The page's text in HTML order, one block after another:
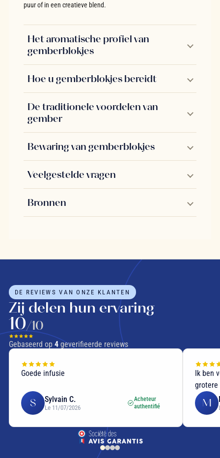
puur of in een creatieve blend.
Het aromatische profiel van
gemberblokjes
Hoe u gemberblokjes bereidt
De traditionele voordelen van
gember
Bewaring van gemberblokjes
Veelgestelde vragen
Bronnen
DE REVIEWS VAN ONZE KLANTEN
Zij delen hun ervaring
10/10
Gebaseerd op 4geverifieerde reviews
Goede infusie
S Sylvain C.
Le 11/07/2026
Acheteur
authentifié
Ik ben
grotere
M